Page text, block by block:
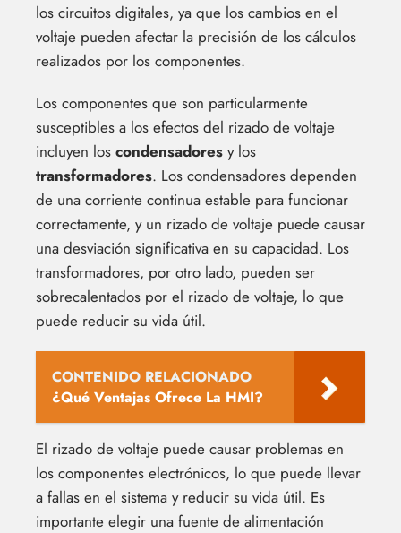
los circuitos digitales, ya que los cambios en el
voltaje pueden afectar la precisión de los cálculos
realizados por los componentes.
Los componentes que son particularmente
susceptibles a los efectos del rizado de voltaje
incluyen los condensadores y los
transformadores. Los condensadores dependen
de una corriente continua estable para funcionar
correctamente, y un rizado de voltaje puede causar
una desviación significativa en su capacidad. Los
transformadores, por otro lado, pueden ser
sobrecalentados por el rizado de voltaje, lo que
puede reducir su vida útil.
CONTENIDO RELACIONADO
¿Qué Ventajas Ofrece La HMI?
El rizado de voltaje puede causar problemas en
los componentes electrónicos, lo que puede llevar
a fallas en el sistema y reducir su vida útil. Es
importante elegir una fuente de alimentación